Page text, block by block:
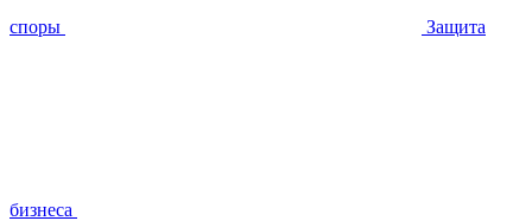
споры Защита
бизнеса